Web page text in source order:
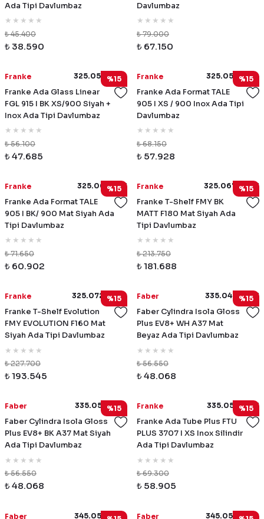
Ada Tipi Davlumbaz
₺ 45.400
₺ 38.590
Davlumbaz
₺ 79.000
₺ 67.150
%15
Franke 325.0518.790
Franke Ada Glass Linear
FGL 915 I BK XS/900 Siyah +
Inox Ada Tipi Davlumbaz
₺ 56.100
₺ 47.685
%15
Franke 325.0552.774
Franke Ada Format TALE
905 I XS / 900 Inox Ada Tipi
Davlumbaz
₺ 68.150
₺ 57.928
%15
Franke 325.0657.511
Franke Ada Format TALE
905 I BK/ 900 Mat Siyah Ada
Tipi Davlumbaz
₺ 71.650
₺ 60.902
%15
Franke 325.0678.073
Franke T-Shelf FMY BK
MATT F180 Mat Siyah Ada
Tipi Davlumbaz
₺ 213.750
₺ 181.688
%15
Franke 325.0726.999
Franke T-Shelf Evolution
FMY EVOLUTION F160 Mat
Siyah Ada Tipi Davlumbaz
₺ 227.700
₺ 193.545
%15
Faber 335.0492.563
Faber Cylindra Isola Gloss
Plus EV8+ WH A37 Mat
Beyaz Ada Tipi Davlumbaz
₺ 56.550
₺ 48.068
%15
Faber 335.0572.104
Faber Cylindra Isola Gloss
Plus EV8+ BK A37 Mat Siyah
Ada Tipi Davlumbaz
₺ 56.550
₺ 48.068
%15
Franke 335.0588.221
Franke Ada Tube Plus FTU
PLUS 3707 I XS Inox Silindir
Ada Tipi Davlumbaz
₺ 69.300
₺ 58.905
Faber 345.0541.064 Faber 345.0541.068